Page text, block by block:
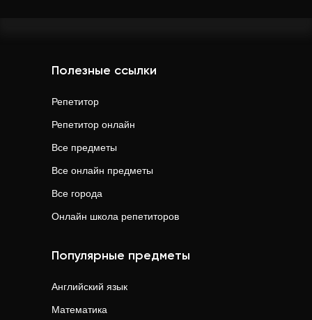
Полезные ссылки
Репетитор
Репетитор онлайн
Все предметы
Все онлайн предметы
Все города
Онлайн школа репетиторов
Популярные предметы
Английский язык
Математика